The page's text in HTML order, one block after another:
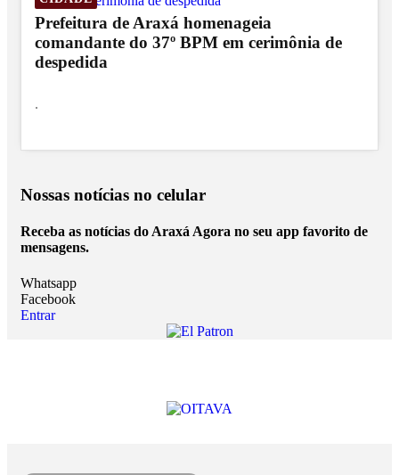
Prefeitura de Araxá homenageia
comandante do 37º BPM em cerimônia de
despedida
.
Nossas notícias no celular
Receba as notícias do Araxá Agora no seu app favorito de
mensagens.
Whatsapp
Facebook
Entrar